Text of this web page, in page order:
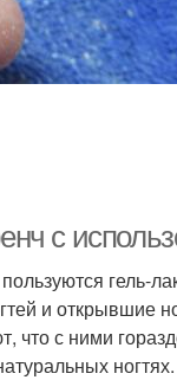
с
гель-
и открывшие
с ними
ногтях.